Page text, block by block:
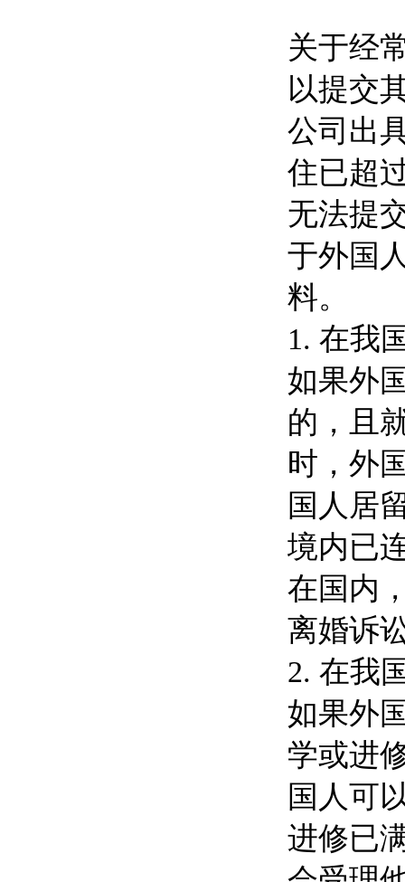
关于经
以提交
公司出
住已超
无法提
于外国
料。
1. 在我
如果外
的，且
时，外
国人居
境内已
在国内
离婚诉
2. 在我
如果外
学或进
国人可
进修已